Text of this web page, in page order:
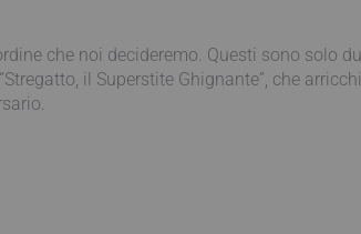
che noi decideremo. Questi sono solo
il Superstite Ghignante”, che